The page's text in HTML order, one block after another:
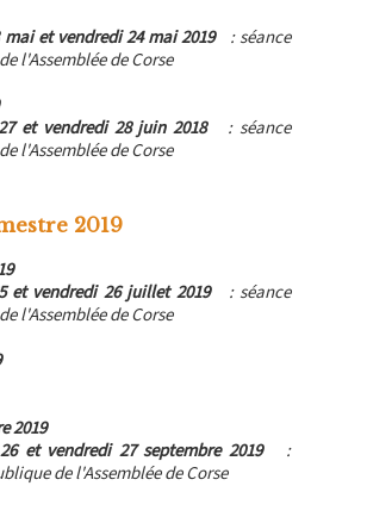
et vendredi 24 mai 2019 : séance
l'Assemblée de Corse
et vendredi 28 juin 2018
: séance
l'Assemblée de Corse
2019
et vendredi 26 juillet 2019
: séance
l'Assemblée de Corse
2019
et vendredi 27 septembre 2019
:
de l'Assemblée de Corse